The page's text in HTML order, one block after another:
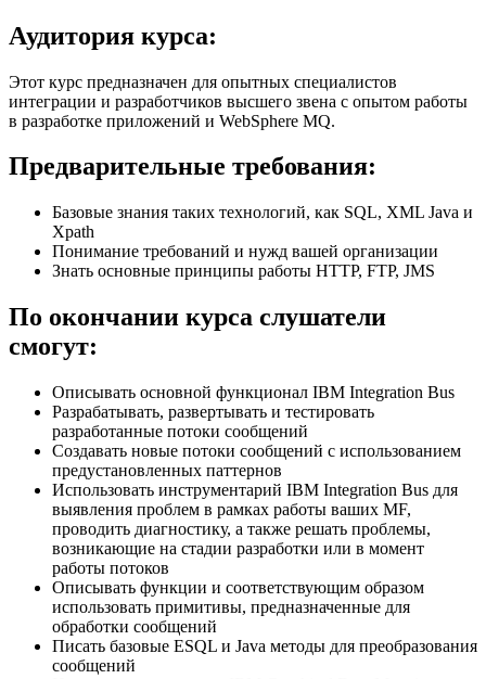
Аудитория курса:
Этот курс предназначен для опытных специалистов
интеграции и разработчиков высшего звена с опытом работы
в разработке приложений и WebSphere MQ.
Предварительные требования:
Базовые знания таких технологий, как SQL, XML Java и
Xpath
Понимание требований и нужд вашей организации
Знать основные принципы работы HTTP, FTP, JMS
По окончании курса слушатели
смогут:
Описывать основной функционал IBM Integration Bus
Разрабатывать, развертывать и тестировать
разработанные потоки сообщений
Создавать новые потоки сообщений с использованием
предустановленных паттернов
Использовать инструментарий IBM Integration Bus для
выявления проблем в рамках работы ваших MF,
проводить диагностику, а также решать проблемы,
возникающие на стадии разработки или в момент
работы потоков
Описывать функции и соответствующим образом
использовать примитивы, предназначенные для
обработки сообщений
Писать базовые ESQL и Java методы для преобразования
сообщений